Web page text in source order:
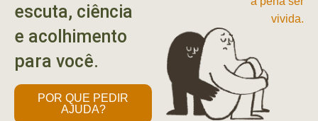
escuta, ciência
e acolhimento
para você.
POR QUE PEDIR
AJUDA?
vivida.